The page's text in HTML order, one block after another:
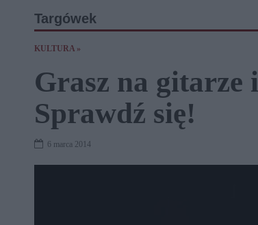
Targówek
KULTURA »
Grasz na gitarze
Sprawdź się!
6 marca 2014